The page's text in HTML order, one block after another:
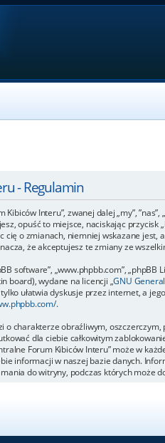
- Regulamin
Interu”, zwanej dalej „my”,
opuść to miejsce, naciskając
o zmianach, niemniej wskazane
że akceptujesz te zmiany ze
software”, „www.phpbb.com”,
board), wydane na licencji „GNU
ułatwia dyskusje przez internet, a
.
o charakterze obraźliwym,
dla ciebie całkowitym
Forum Kibiców Interu” może w
informacji w naszej bazie danych.
do witryny, podczas których może